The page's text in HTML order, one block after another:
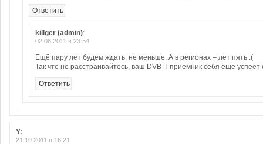
Ответить
killger (admin):
02.08.2011 в 23:54
Ещё пару лет будем ждать, не меньше. А в регионах – лет пять :(
Так что не расстраивайтесь, ваш DVB-T приёмник себя ещё успеет
Ответить
Y:
21.10.2011 в 16:21